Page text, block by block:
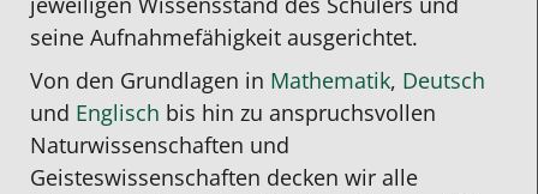
seine Aufnahmefähigkeit ausgerichtet.
Von den Grundlagen in Mathematik, Deutsch
und Englisch bis hin zu anspruchsvollen
Naturwissenschaften und
Geisteswissenschaften decken wir alle